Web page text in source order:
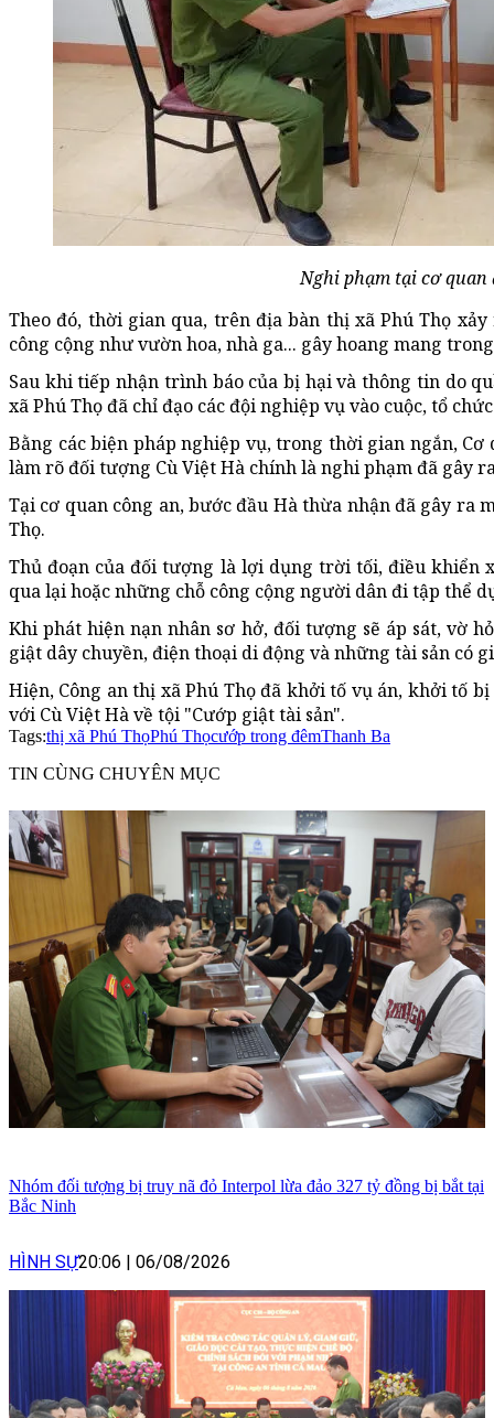
Nghi phạm tại cơ quan
Theo đó, thời gian qua, trên địa bàn thị xã Phú Thọ
công cộng như vườn hoa, nhà ga... gây hoang mang
Sau khi tiếp nhận trình báo của bị hại và thông tin do
xã Phú Thọ đã chỉ đạo các đội nghiệp vụ vào cuộc, tổ
Bằng các biện pháp nghiệp vụ, trong thời gian ngắn, Cơ
làm rõ đối tượng Cù Việt Hà chính là nghi phạm đã gây
Tại cơ quan công an, bước đầu Hà thừa nhận đã gây ra
Thọ.
Thủ đoạn của đối tượng là lợi dụng trời tối, điều khiển
qua lại hoặc những chỗ công cộng người dân đi tập thể
Khi phát hiện nạn nhân sơ hở, đối tượng sẽ áp sát, vờ
giật dây chuyền, điện thoại di động và những tài sản có
Hiện, Công an thị xã Phú Thọ đã khởi tố vụ án, khởi tố
với Cù Việt Hà về tội "Cướp giật tài sản".
Tags:thị xã Phú ThọPhú Thọcướp trong đêmThanh Ba
TIN CÙNG CHUYÊN MỤC
Nhóm đối tượng bị truy nã đỏ Interpol lừa đảo 327 tỷ đồng bị bắt tại
Bắc Ninh
HÌNH SỰ20:06 06/08/2026